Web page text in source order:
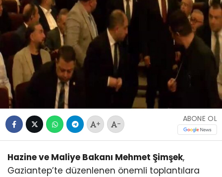
+ -
ABONE OL
Hazine ve Maliye Bakanı Mehmet Şimşek,
Gaziantep’te düzenlenen önemli toplantılara